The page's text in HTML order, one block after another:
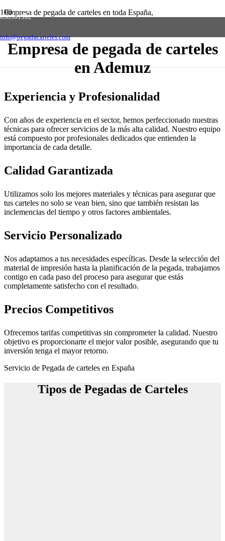
658591592
info@pegadacarteles.com
Empresa de pegada de carteles en toda España,
solicite presupuesto sin compromiso
Empresa de pegada de carteles
en Ademuz
Experiencia y Profesionalidad
Con años de experiencia en el sector, hemos perfeccionado nuestras
técnicas para ofrecer servicios de la más alta calidad. Nuestro equipo
está compuesto por profesionales dedicados que entienden la
importancia de cada detalle.
Calidad Garantizada
Utilizamos solo los mejores materiales y técnicas para asegurar que
tus carteles no solo se vean bien, sino que también resistan las
inclemencias del tiempo y otros factores ambientales.
Servicio Personalizado
Nos adaptamos a tus necesidades específicas. Desde la selección del
material de impresión hasta la planificación de la pegada, trabajamos
contigo en cada paso del proceso para asegurar que estás
completamente satisfecho con el resultado.
Precios Competitivos
Ofrecemos tarifas competitivas sin comprometer la calidad. Nuestro
objetivo es proporcionarte el mejor valor posible, asegurando que tu
inversión tenga el mayor retorno.
Servicio de Pegada de carteles en España
Tipos de Pegadas de Carteles